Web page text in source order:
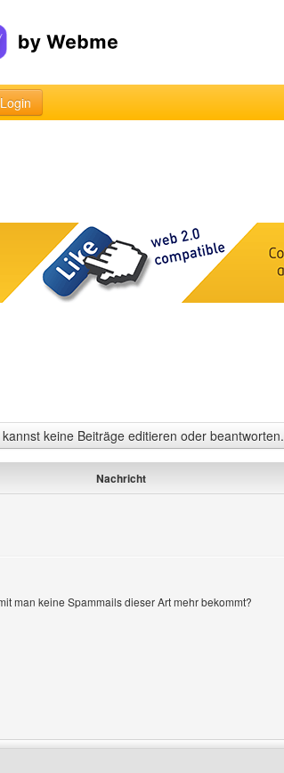
Login
keine Beiträge editieren oder beantworten.
Nachricht
man keine Spammails dieser Art mehr bekommt?
lebensberatung